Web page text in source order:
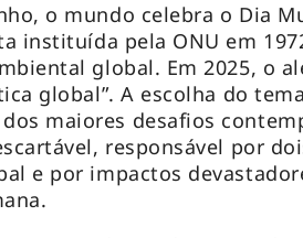
o mundo celebra o Dia
instituída pela ONU em
global. Em 2025, o
global”. A escolha do
maiores desafios
responsável por
e por impactos